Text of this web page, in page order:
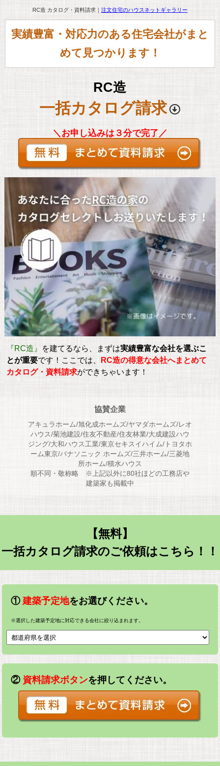
RC造 カタログ・資料請求｜ 注文住宅のハウスネットギャラリー
実績豊富・対応力のある住宅会社がまと
めて見つかります！
RC造
一括カタログ請求
＼お申し込みは３分で完了／
『RC造』 を建てるなら、まずは実績豊富な会社を選ぶこ
とが重要です！ここでは、
RC造の得意な会社へまとめて
カタログ・資料請求ができちゃいます！
協賛企業
アキュラホーム/旭化成ホームズ/ヤマダホームズ/レオ
ハウス/菊池建設/住友不動産/住友林業/大成建設ハウ
ジング/大和ハウス工業/東京セキスイハイム/トヨタホ
ーム東京/パナソニック ホームズ/三井ホーム/三菱地
所ホーム/積水ハウス
順不同・敬称略 ※上記以外に80社ほどの工務店や
建築家も掲載中
【無料】
一括カタログ請求のご依頼はこちら！！
①建築予定地をお選びください。
※選択した建築予定地に対応できる会社に絞り込まれます。
② 資料請求ボタンを押してください。